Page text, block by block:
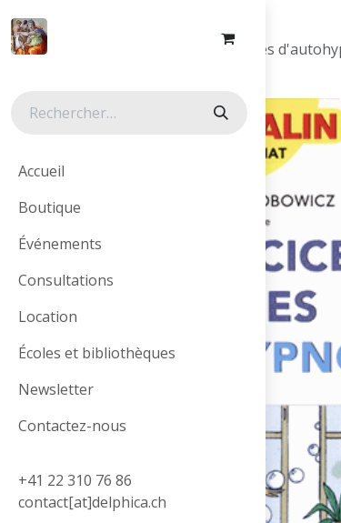
Accueil
Boutique
Événements
Consultations
Location
Écoles et bibliothèques
Newsletter
Contactez-nous
+41 22 310 76 86
contact[at]delphica.ch
Tous les produits 96 exercices faciles